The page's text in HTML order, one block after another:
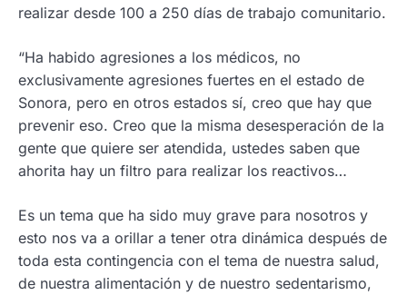
realizar desde 100 a 250 días de trabajo comunitario.
“Ha habido agresiones a los médicos, no
exclusivamente agresiones fuertes en el estado de
Sonora, pero en otros estados sí, creo que hay que
prevenir eso. Creo que la misma desesperación de la
gente que quiere ser atendida, ustedes saben que
ahorita hay un filtro para realizar los reactivos…
Es un tema que ha sido muy grave para nosotros y
esto nos va a orillar a tener otra dinámica después de
toda esta contingencia con el tema de nuestra salud,
de nuestra alimentación y de nuestro sedentarismo,